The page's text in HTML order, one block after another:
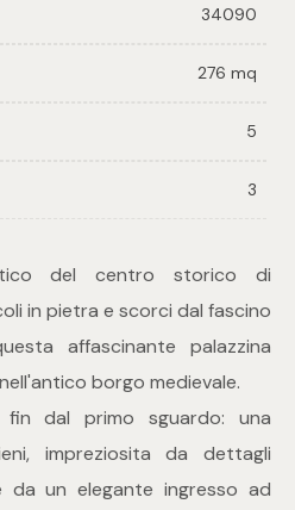
34090
276 mq
5
3
del centro storico di
in pietra e scorci dal fascino
affascinante palazzina
borgo medievale.
fin dal primo sguardo: una
impreziosita da dettagli
da un elegante ingresso ad